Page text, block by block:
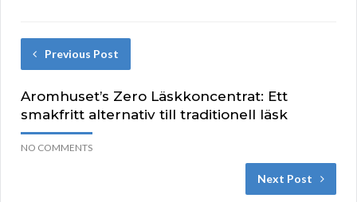
Previous Post
Aromhuset’s Zero Läskkoncentrat: Ett
smakfritt alternativ till traditionell läsk
NO COMMENTS
Next Post